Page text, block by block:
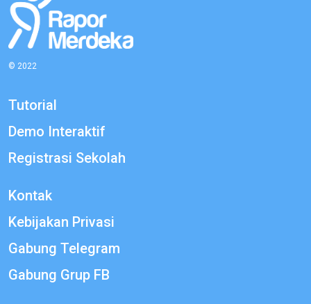
© 2022
Tutorial
Demo Interaktif
Registrasi Sekolah
Kontak
Kebijakan Privasi
Gabung Telegram
Gabung Grup FB